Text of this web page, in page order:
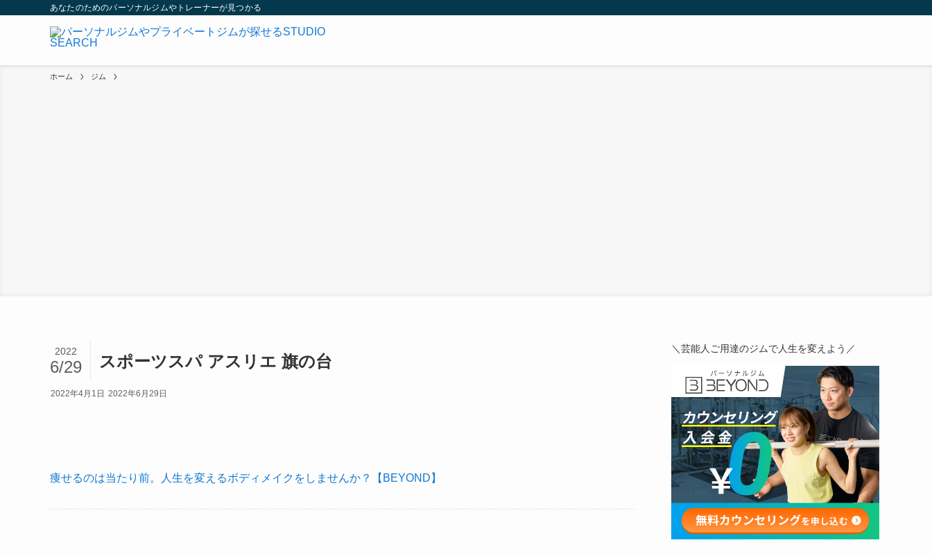
あなたのためのパーソナルジムやトレーナーが見つかる
ホーム ジム
スポーツスパ アスリエ 旗の台
2022
6/29
2022年4月1日 2022年6月29日
痩せるのは当たり前。人生を変えるボディメイクをしませんか？【BEYOND】
＼芸能人ご用達のジムで人生を変えよう／